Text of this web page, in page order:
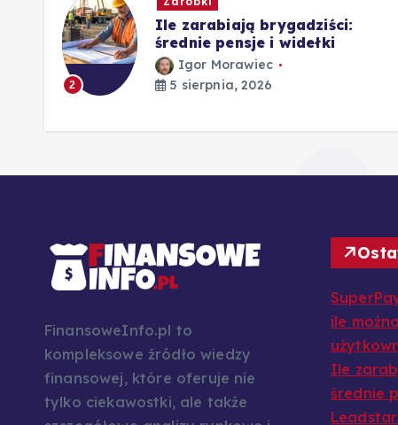
2
Ile zarabiają brygadziści:
średnie pensje i widełki
Igor Morawiec
5 sierpnia, 2026
FinansoweInfo.pl to
kompleksowe źródło wiedzy
finansowej, które oferuje nie
tylko ciekawostki, ale także
ile
Ile
średnie